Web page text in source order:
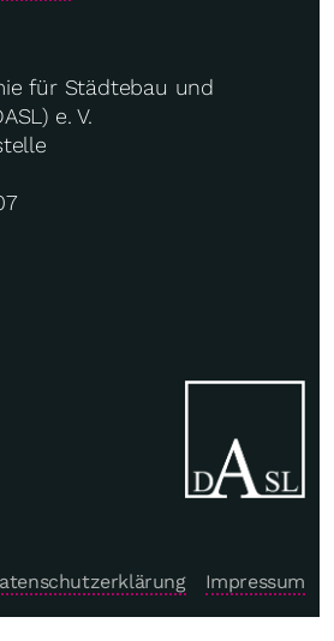
für Städtebau und
e. V.
Impressum